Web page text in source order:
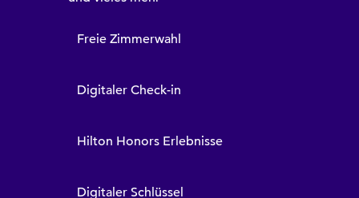
Freie Zimmerwahl
Digitaler Check-in
Hilton Honors Erlebnisse
Digitaler Schlüssel